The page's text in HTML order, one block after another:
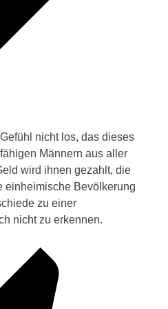
nicht los, das dieses
Männern aus aller
wird ihnen gezahlt, die
einheimische Bevölkerung
zu einer
nicht zu erkennen.